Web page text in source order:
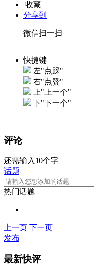
收藏
分享到
微信扫一扫
快捷键
左"点踩"
右"点赞"
上"上一个"
下"下一个"
评论
还需输入10个字
话题
热门话题
上一页 下一页
发布
最新快评